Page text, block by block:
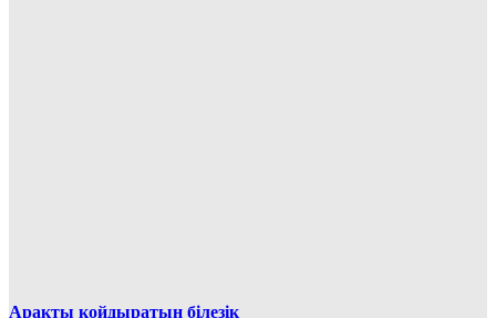
Арақты қойдыратын білезік